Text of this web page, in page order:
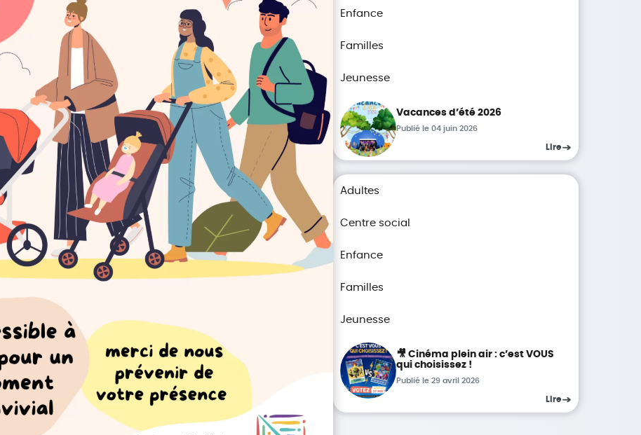
Enfance
Familles
Jeunesse
Vacances d’été 2026
Publié le 04 juin 2026
Lire
Adultes
Centre social
Enfance
Familles
Jeunesse
🎥 Cinéma plein air : c’est VOUS
qui choisissez !
Publié le 29 avril 2026
Lire